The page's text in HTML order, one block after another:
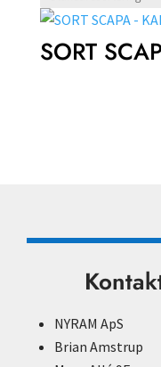
SORT
NYRAM ApS
Brian Amstrup